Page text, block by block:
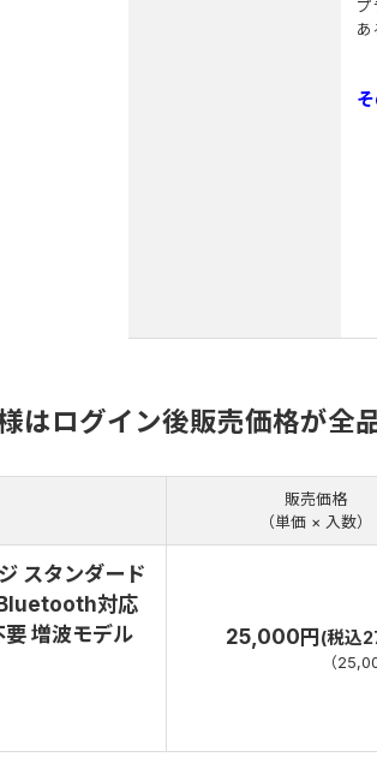
プ
あ
はログイン後販売価格が全
販売価格
（単価 × 入数）
スタンダード
対応
増波モデル
25,000円(税込
（